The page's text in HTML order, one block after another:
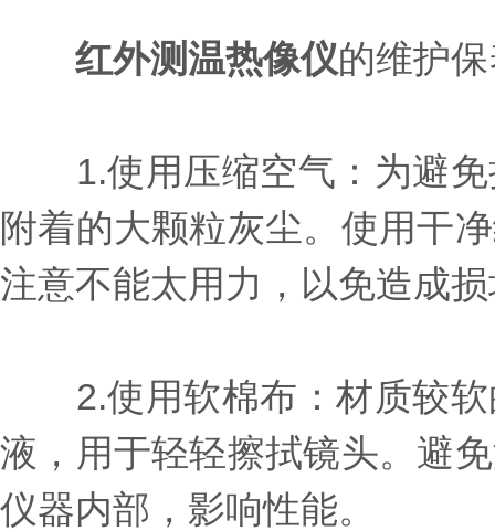
红外测温热像仪的维护
1.使用压缩空气：为避免
附着的大颗粒灰尘。使用干
注意不能太用力，以免造成
2.使用软棉布：材质较软
液，用于轻轻擦拭镜头。避
仪器内部，影响性能。